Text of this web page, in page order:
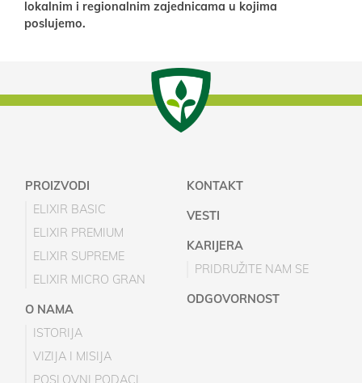
lokalnim i regionalnim zajednicama u kojima
poslujemo.
PROIZVODI
ELIXIR BASIC
ELIXIR PREMIUM
ELIXIR SUPREME
ELIXIR MICRO GRAN
O NAMA
ISTORIJA
VIZIJA I MISIJA
POSLOVNI PODACI
KONTAKT
VESTI
KARIJERA
PRIDRUŽITE NAM SE
ODGOVORNOST